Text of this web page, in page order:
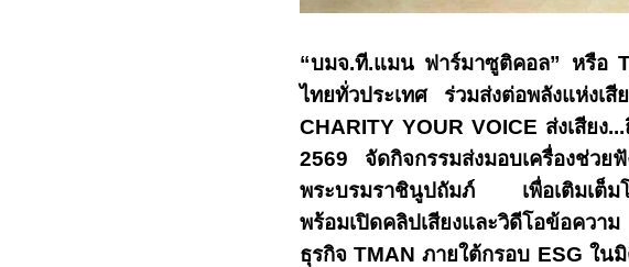
“บมจ.ที.แมน ฟาร์มาซูติคอล” หรือ
ไทยทั่วประเทศ ร่วมส่งต่อพลังแห่งเ
CHARITY YOUR VOICE ส่งเสียง
2569 จัดกิจกรรมส่งมอบเครื่องช่ว
พระบรมราชินูปถัมภ์ เพื่อเติมเต็มโ
พร้อมเปิดคลิปเสียงและวิดีโอข้อควา
ธุรกิจTMANภายใต้กรอบ ESG ใน